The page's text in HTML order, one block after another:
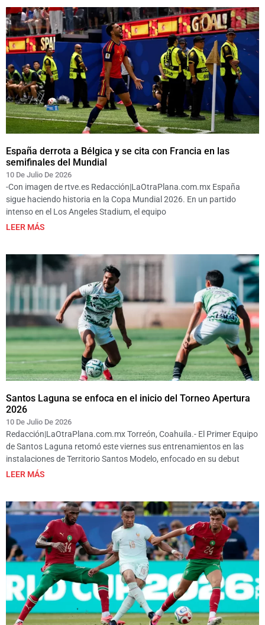
España derrota a Bélgica y se cita con Francia en las
semifinales del Mundial
10 De Julio De 2026
-Con imagen de rtve.es Redacción|LaOtraPlana.com.mx España
sigue haciendo historia en la Copa Mundial 2026. En un partido
intenso en el Los Angeles Stadium, el equipo
LEER MÁS
Santos Laguna se enfoca en el inicio del Torneo Apertura
2026
10 De Julio De 2026
Redacción|LaOtraPlana.com.mx Torreón, Coahuila.- El Primer Equipo
de Santos Laguna retomó este viernes sus entrenamientos en las
instalaciones de Territorio Santos Modelo, enfocado en su debut
LEER MÁS